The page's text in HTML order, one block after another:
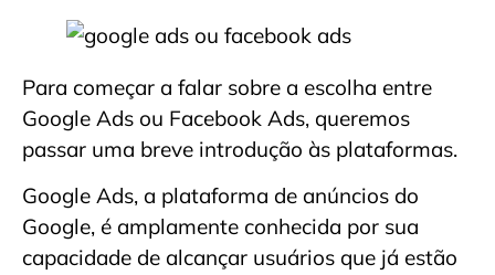
Para começar a falar sobre a escolha entre
Google Ads ou Facebook Ads, queremos
passar uma breve introdução às plataformas.
Google Ads, a plataforma de anúncios do
Google, é amplamente conhecida por sua
capacidade de alcançar usuários que já estão